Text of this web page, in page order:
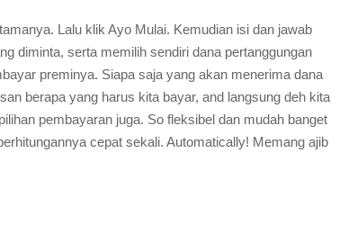
Lalu klik Ayo Mulai. Kemudian isi dan jawab
diminta, serta memilih sendiri dana pertanggungan
preminya. Siapa saja yang akan menerima dana
berapa yang harus kita bayar, and langsung deh kita
pembayaran juga. So fleksibel dan mudah banget
cepat sekali. Automatically! Memang ajib